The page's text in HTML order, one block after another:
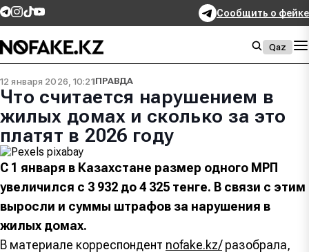
Сообщить о фейке
Qaz
12 января 2026, 10:21ПРАВДА
Что считается нарушением в
жилых домах и сколько за это
платят в 2026 году
С 1 января в Казахстане размер одного МРП
увеличился с 3 932 до 4 325 тенге. В связи с этим
выросли и суммы штрафов за нарушения в
жилых домах.
В материале корреспондент nofake.kz/разобрала,